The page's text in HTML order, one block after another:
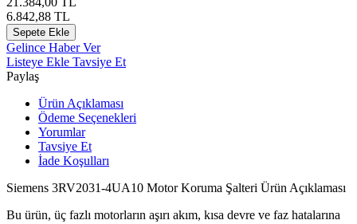
6.842,88 TL
Sepete Ekle
Gelince Haber Ver
Listeye Ekle Tavsiye Et
Paylaş
Ürün Açıklaması
Ödeme Seçenekleri
Yorumlar
Tavsiye Et
İade Koşulları
Siemens 3RV2031-4UA10 Motor Koruma Şalteri Ürün Açıklaması
Bu ürün, üç fazlı motorların aşırı akım, kısa devre ve faz hatalarına